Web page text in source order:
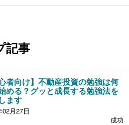
記事
心者向け】不動産投資の勉強は何
める？グッと成長する勉強法を
ます
02月27日
成功